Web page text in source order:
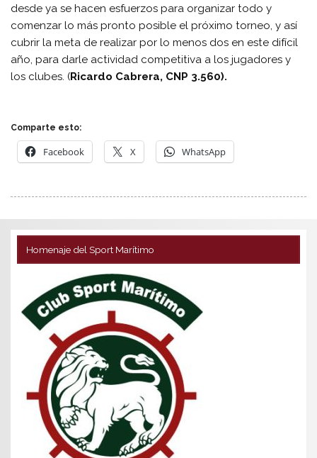
desde ya se hacen esfuerzos para organizar todo y
comenzar lo más pronto posible el próximo torneo, y así
cubrir la meta de realizar por lo menos dos en este difícil
año, para darle actividad competitiva a los jugadores y
los clubes. (Ricardo Cabrera, CNP 3.560).
Comparte esto:
Facebook X WhatsApp
Homenaje del Sport Marítimo